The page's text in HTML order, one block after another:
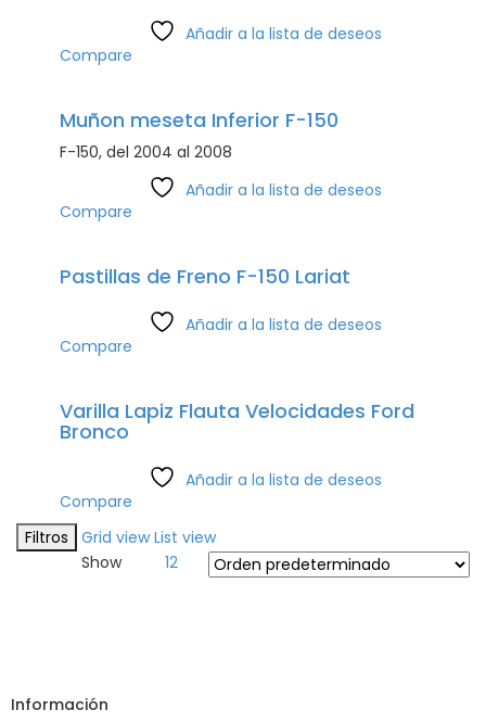
Añadir a la lista de deseos
Compare
Muñon meseta Inferior F-150
F-150, del 2004 al 2008
Añadir a la lista de deseos
Compare
Pastillas de Freno F-150 Lariat
Añadir a la lista de deseos
Compare
Varilla Lapiz Flauta Velocidades Ford
Bronco
Añadir a la lista de deseos
Compare
Filtros
Grid view List view
Show
12
Información